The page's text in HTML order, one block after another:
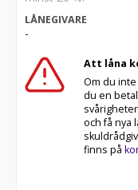
Innovation paket,
Executive paket, IQ-
Automatisk
Dieselvärmare,
passagerare,
Tjänstebil, En
Familje bil, Stor
Fyrhjulsdrift,
Perfekt för långa
Line Euro 6, Head
Rline, Suv, Hög bil,
LÅNEGIVARE
-
Att låna
Om du
du en
och få nya
finns på